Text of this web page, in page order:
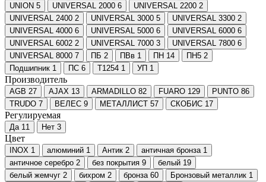
UNION 5 UNIVERSAL 2000 6 UNIVERSAL 2200 2
UNIVERSAL 2400 2 UNIVERSAL 3000 5 UNIVERSAL 3300 2
UNIVERSAL 4000 6 UNIVERSAL 5000 6 UNIVERSAL 6000 6
UNIVERSAL 6002 2 UNIVERSAL 7000 3 UNIVERSAL 7800 6
UNIVERSAL 8000 7 ПБ 2 ПВв 1 ПН 14 ПН5 2
Подшипник 1 ПС 6 Т1254 1 УП 1
Производитель
AGB 27 AJAX 13 ARMADILLO 82 FUARO 129 PUNTO 86
TRUDO 7 ВЕЛЕС 9 МЕТАЛЛИСТ 57 СКОБИС 17
Регулируемая
Да 11 Нет 3
Цвет
INOX 1 алюминий 1 Антик 2 античная бронза 1
античное серебро 2 без покрытия 9 белый 19
белый жемчуг 2 бихром 2 бронза 60 Бронзовый металлик 1